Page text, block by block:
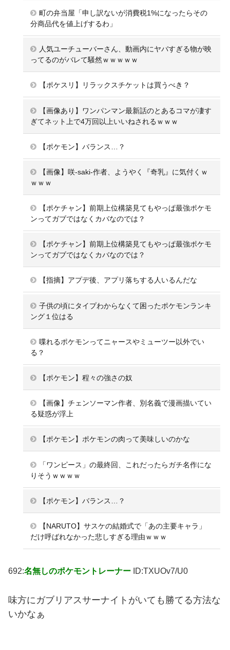
町の弁当屋「申し訳ないが消費税1%になったらその
分商品代を値上げするわ」
人気ユーチューバーさん、動画内にヤバすぎる物が映
ってるのがバレて騒然ｗｗｗｗｗ
【ポケスリ】リラックスチケットは買うべき？
【画像あり】ワンパンマン最新話のとあるコマが凄す
ぎてネット上で4万回以上いいねされるｗｗｗ
【ポケモン】バランス…？
【画像】咲-saki-作者、ようやく『奇乳』に気付くｗ
ｗｗｗ
【ポケチャン】前期上位構築見てもやっぱ最強ポケモ
ンってガブではなくカバなのでは？
【ポケチャン】前期上位構築見てもやっぱ最強ポケモ
ンってガブではなくカバなのでは？
【指摘】アプデ後、アプリ落ちする人いるんだな
子供の頃にタイプわからなくて困ったポケモンランキ
ング１位はる
喋れるポケモンってニャースやミューツー以外でい
る？
【ポケモン】程々の強さの奴
【画像】チェンソーマン作者、別名義で漫画描いてい
る疑惑が浮上
【ポケモン】ポケモンの肉って美味しいのかな
「ワンピース」の最終回、これだったらガチ名作にな
りそうｗｗｗｗ
【ポケモン】バランス…？
【NARUTO】サスケの結婚式で「あの主要キャラ」
だけ呼ばれなかった悲しすぎる理由ｗｗｗ
692:名無しのポケモントレーナー ID:TXUOv7/U0
味方にガブリアスサーナイトがいても勝てる方法な
いかなぁ